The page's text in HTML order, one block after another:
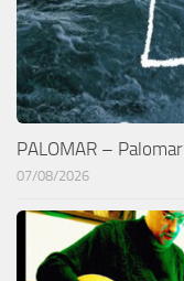
PALOMAR – Palomar
07/08/2026